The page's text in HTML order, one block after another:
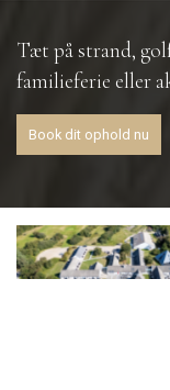
Tæt på strand,
familieferie eller
Book dit ophold nu